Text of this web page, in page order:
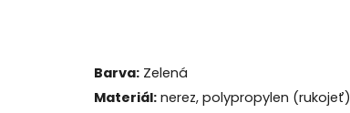
Barva: Zelená
Materiál: nerez, polypropylen (rukojeť)